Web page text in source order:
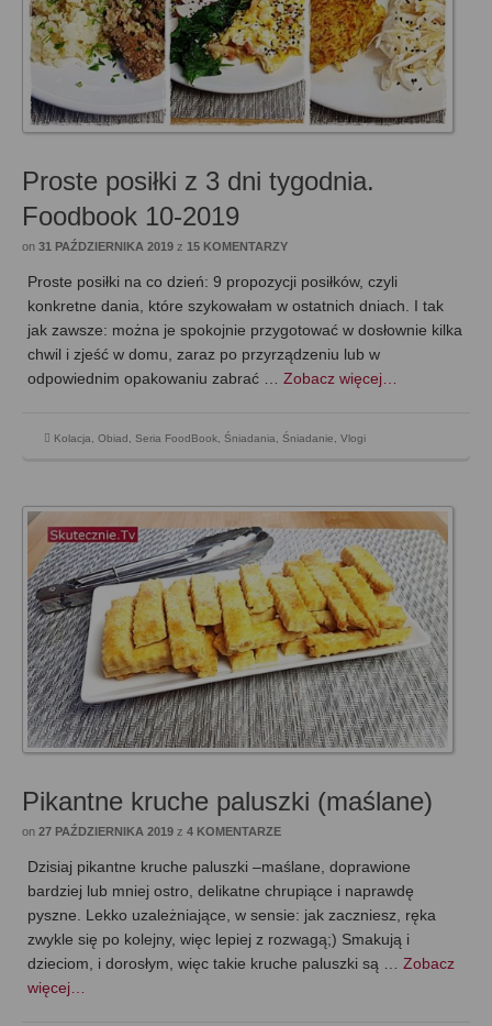
Proste posiłki z 3 dni tygodnia.
Foodbook 10-2019
on 31 PAŹDZIERNIKA 2019 z 15 KOMENTARZY
Proste posiłki na co dzień: 9 propozycji posiłków, czyli
konkretne dania, które szykowałam w ostatnich dniach. I tak
jak zawsze: można je spokojnie przygotować w dosłownie kilka
chwil i zjeść w domu, zaraz po przyrządzeniu lub w
odpowiednim opakowaniu zabrać … Zobacz więcej…
Kolacja Obiad Seria FoodBook Śniadania Śniadanie Vlogi
Pikantne kruche paluszki (maślane)
on 27 PAŹDZIERNIKA 2019 z 4 KOMENTARZE
Dzisiaj pikantne kruche paluszki –maślane, doprawione
bardziej lub mniej ostro, delikatne chrupiące i naprawdę
pyszne. Lekko uzależniające, w sensie: jak zaczniesz, ręka
zwykle się po kolejny, więc lepiej z rozwagą;) Smakują i
dzieciom, i dorosłym, więc takie kruche paluszki są … Zobacz
więcej…